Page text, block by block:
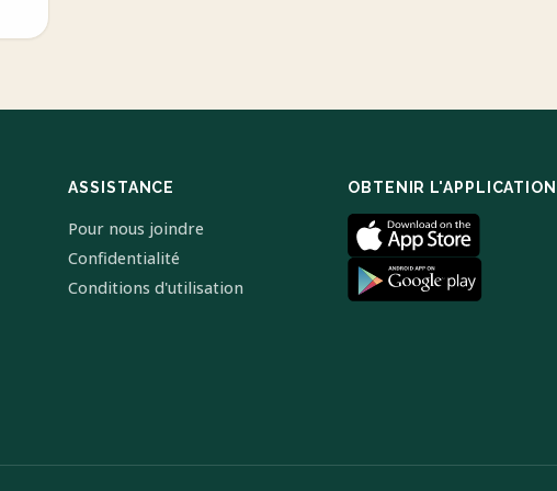
ASSISTANCE
Pour nous joindre
Confidentialité
Conditions d'utilisation
OBTENIR L'APPLICATION